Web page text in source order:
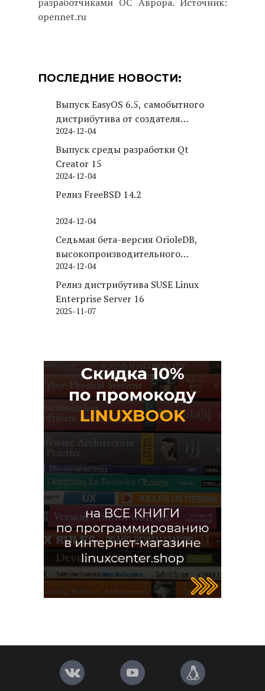
opennet.ru
ПОСЛЕДНИЕ НОВОСТИ:
Выпуск EasyOS 6.5, самобытного
дистрибутива от создателя
Puppy Linux
2024-12-04
Выпуск среды разработки Qt
Creator 15
2024-12-04
Релиз FreeBSD 14.2
2024-12-04
Седьмая бета-версия OrioleDB,
высокопроизводительного
движка хранения для PostgreSQL
2024-12-04
Релиз дистрибутива SUSE Linux
Enterprise Server 16
2025-11-07